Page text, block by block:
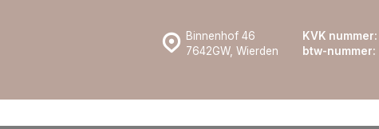
Binnenhof 46
7642GW, Wierden
KVK nummer:
btw-nummer: